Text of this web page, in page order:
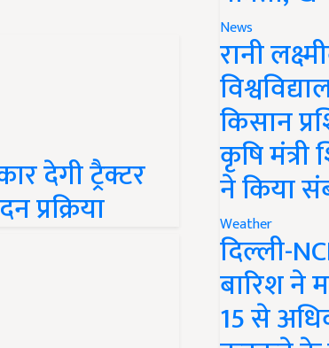
देगी ट्रैक्टर
News
रानी
किसान
कृषि मंत्री
ने किया
Weather
दिल्ली-
बारिश
15 से